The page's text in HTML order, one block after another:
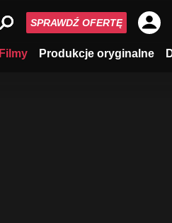
Filmy Produkcje oryginalne
SPRAWDŹ OFERTĘ